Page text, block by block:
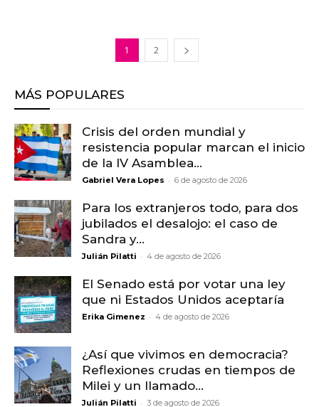
1 2
MÁS POPULARES
Crisis del orden mundial y
resistencia popular marcan el inicio
de la IV Asamblea...
Gabriel Vera Lopes - 6 de agosto de 2026
Para los extranjeros todo, para dos
jubilados el desalojo: el caso de
Sandra y...
Julián Pilatti - 4 de agosto de 2026
El Senado está por votar una ley
que ni Estados Unidos aceptaría
Erika Gimenez - 4 de agosto de 2026
¿Así que vivimos en democracia?
Reflexiones crudas en tiempos de
Milei y un llamado...
Julián Pilatti - 3 de agosto de 2026